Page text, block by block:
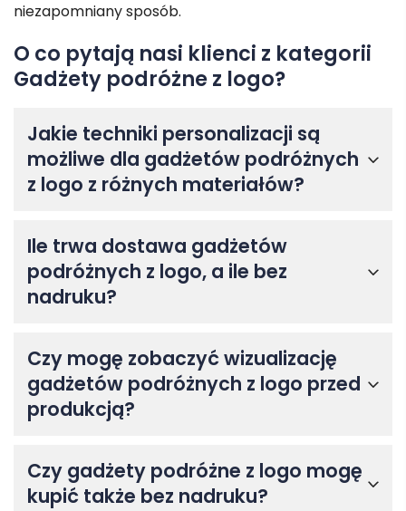
niezapomniany sposób.
O co pytają nasi klienci z kategorii
Gadżety podróżne z logo?
Jakie techniki personalizacji są
możliwe dla gadżetów podróżnych
z logo z różnych materiałów?
Ile trwa dostawa gadżetów
podróżnych z logo, a ile bez
nadruku?
Czy mogę zobaczyć wizualizację
gadżetów podróżnych z logo przed
produkcją?
Czy gadżety podróżne z logo mogę
kupić także bez nadruku?